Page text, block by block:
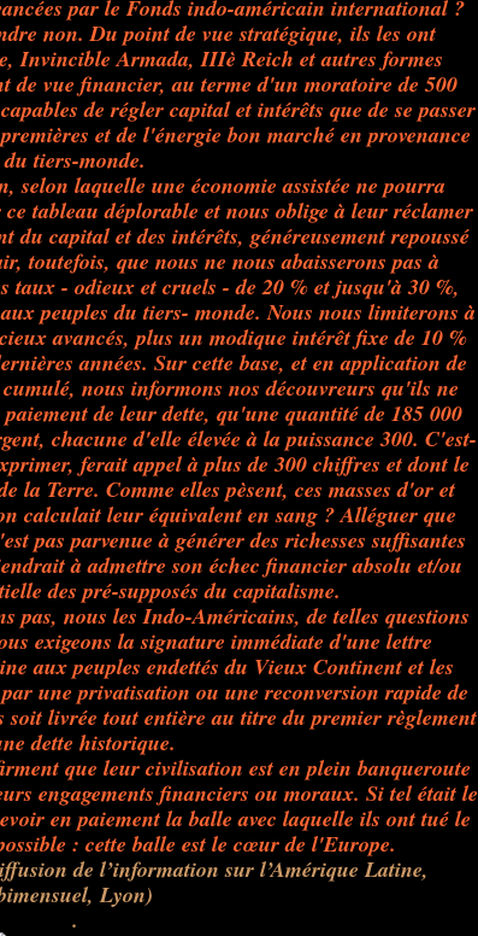
par le Fonds indo-américain international ?
non. Du point de vue stratégique, ils les ont
Invincible Armada, IIIè Reich et autres formes
vue financier, au terme d'un moratoire de 500
de régler capital et intérêts que de se passer
et de l'énergie bon marché en provenance
du tiers-monde.
selon laquelle une économie assistée ne pourra
tableau déplorable et nous oblige à leur réclamer
capital et des intérêts, généreusement repoussé
toutefois, que nous ne nous abaisserons pas à
taux - odieux et cruels - de 20 % et jusqu'à 30 %,
peuples du tiers- monde. Nous nous limiterons à
avancés, plus un modique intérêt fixe de 10 %
années. Sur cette base, et en application de
nous informons nos découvreurs qu'ils ne
de leur dette, qu'une quantité de 185 000
chacune d'elle élevée à la puissance 300. C'est-
ferait appel à plus de 300 chiffres et dont le
la Terre. Comme elles pèsent, ces masses d'or et
calculait leur équivalent en sang ? Alléguer que
pas parvenue à générer des richesses suffisantes
à admettre son échec financier absolu et/ou
des pré-supposés du capitalisme.
pas, nous les Indo-Américains, de telles questions
exigeons la signature immédiate d'une lettre
aux peuples endettés du Vieux Continent et les
une privatisation ou une reconversion rapide de
livrée tout entière au titre du premier règlement
dette historique.
que leur civilisation est en plein banqueroute
engagements financiers ou moraux. Si tel était le
en paiement la balle avec laquelle ils ont tué le
: cette balle est le cœur de l'Europe.
de l’information sur l’Amérique Latine,
Lyon)
.